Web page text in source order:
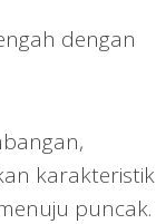
dengan
karakteristik
puncak.